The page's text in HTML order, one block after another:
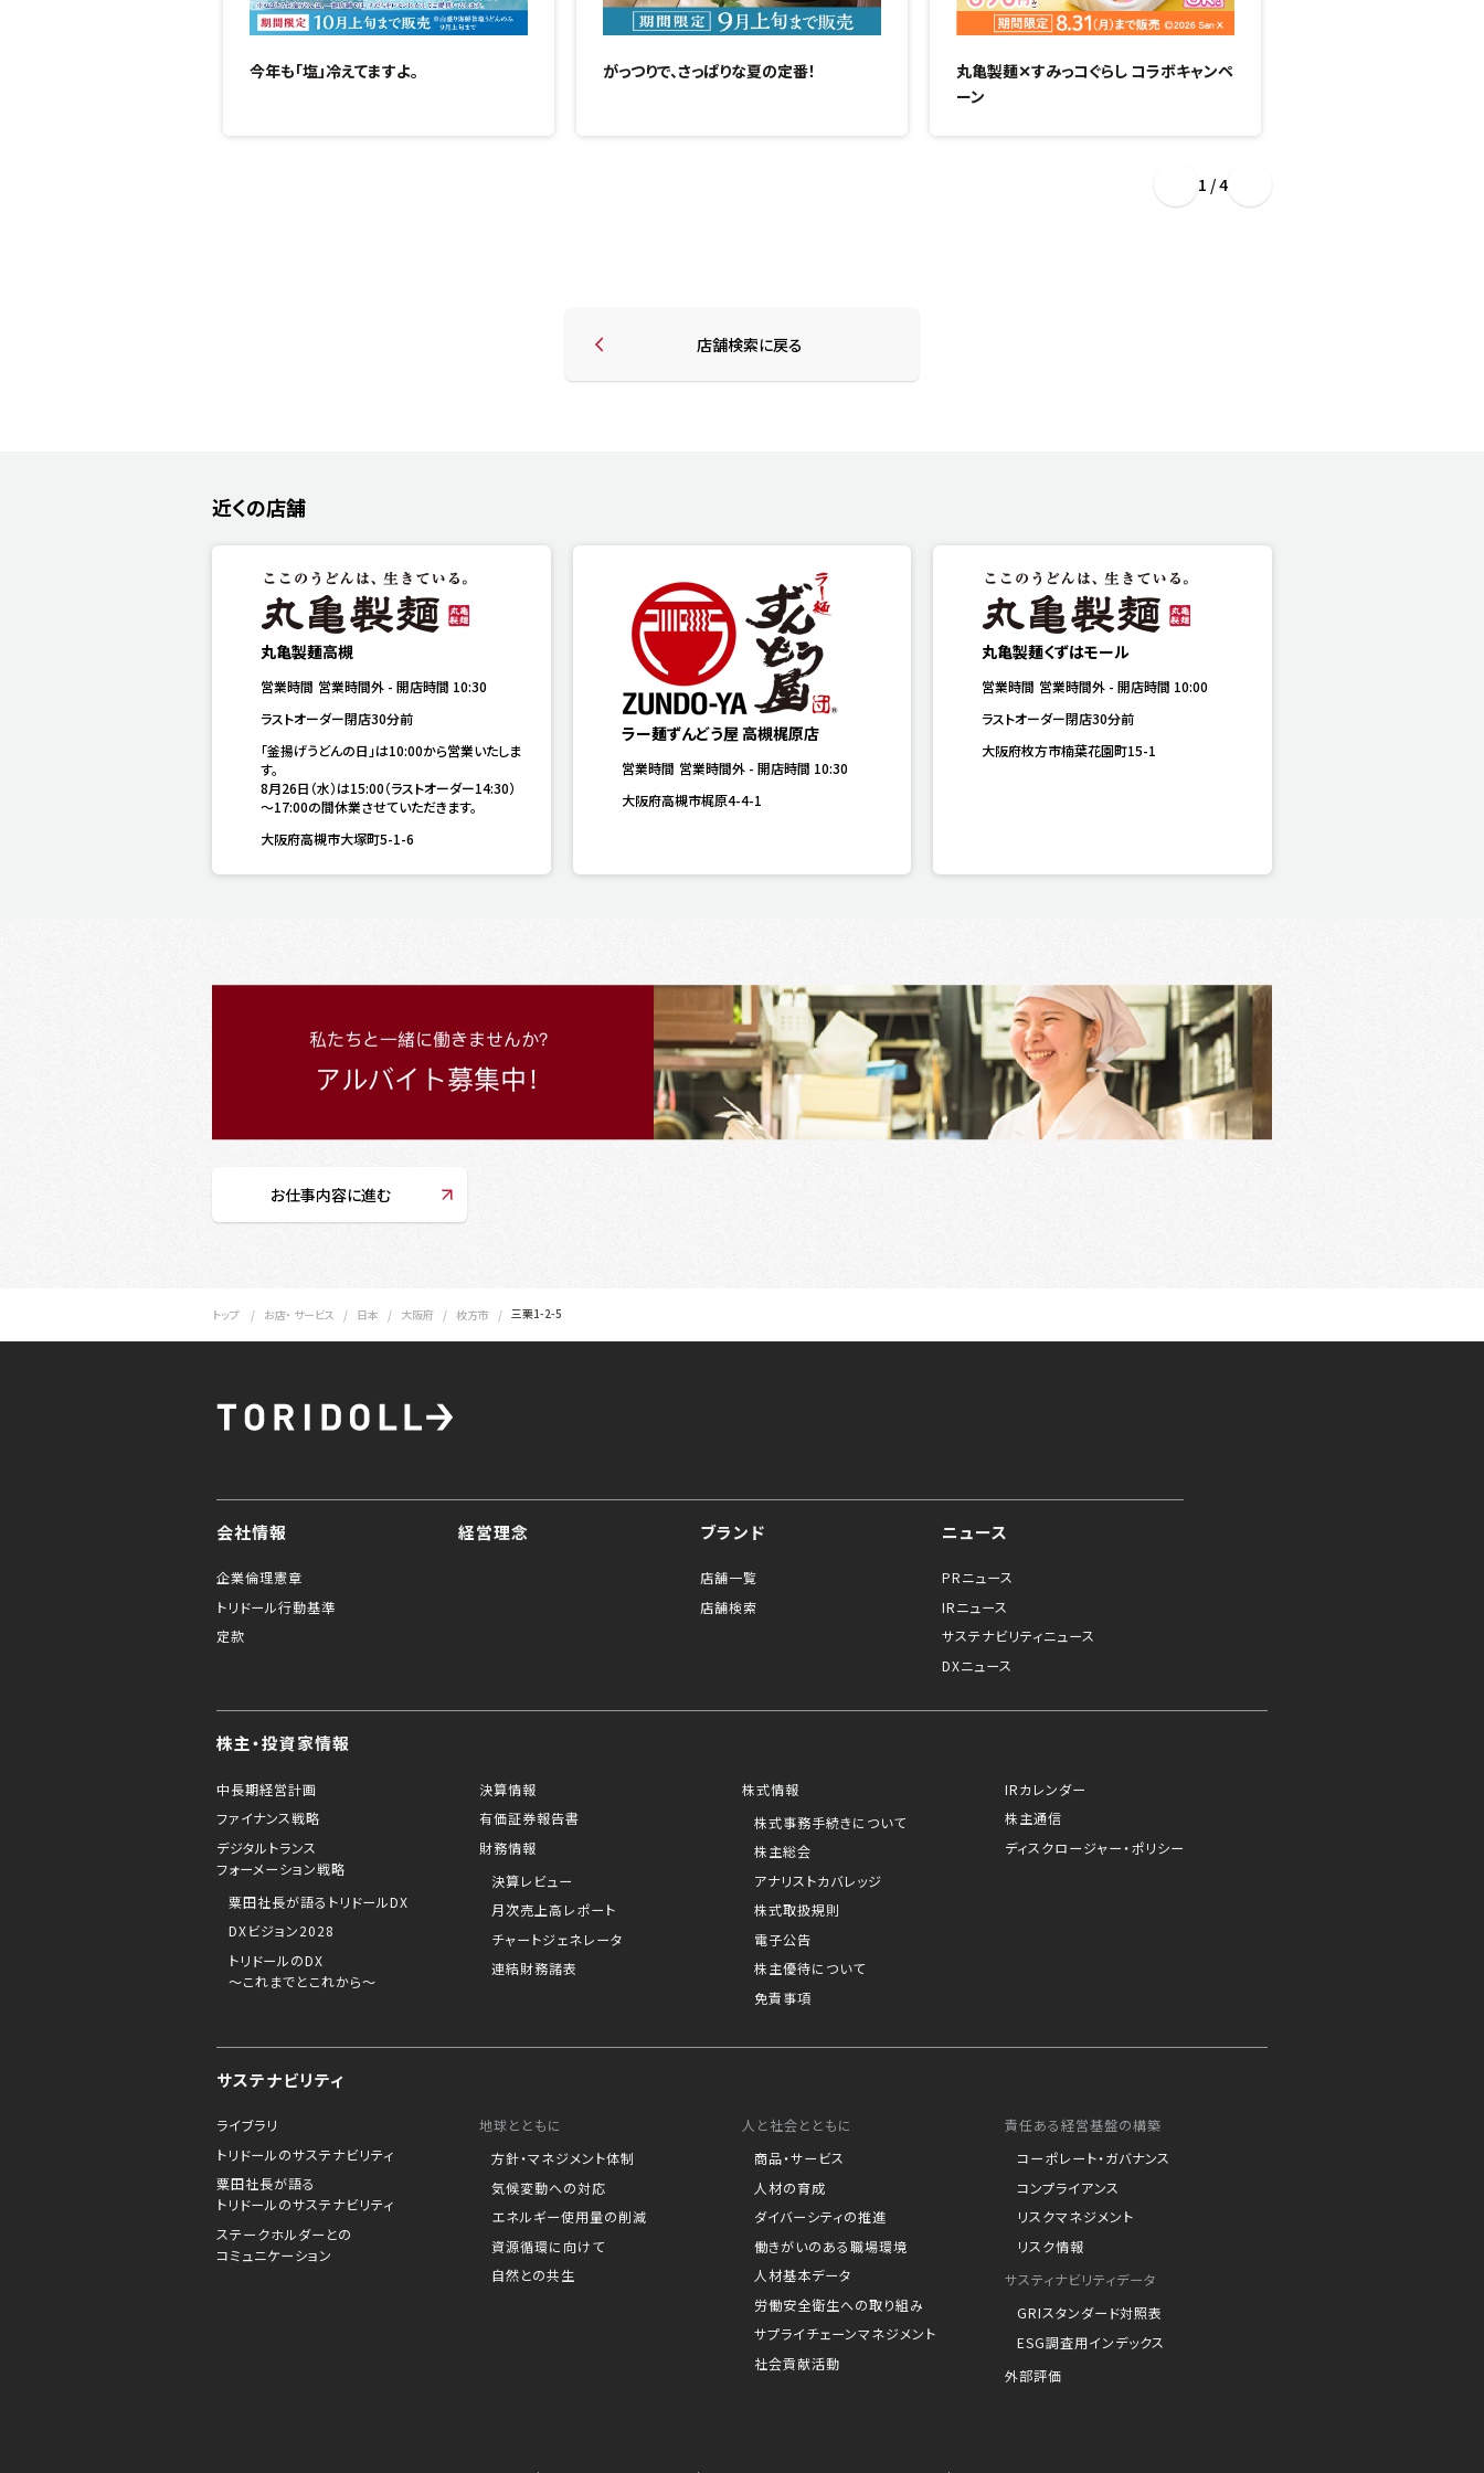
今年も「塩」冷えてますよ。 がっつりで、さっぱりな夏の定番！
丸亀製麺✕すみっコぐらし コラボキャンペ
ーン
1 / 4
店舗検索に戻る
近くの店舗
丸亀製麺高槻
営業時間 営業時間外 - 開店時間 10:30
ラストオーダー閉店30分前
「釜揚げうどんの日」は10:00から営業いたしま
す。
8月26日（水）は15:00（ラストオーダー14:30）
～17:00の間休業させていただきます。
大阪府高槻市大塚町5-1-6
ラー麺ずんどう屋 高槻梶原店
営業時間 営業時間外- 開店時間 10:30
大阪府高槻市梶原4-4-1
丸亀製麺くずはモール
営業時間 営業時間外 -開店時間 10:00
ラストオーダー閉店30分前
大阪府枚方市楠葉花園町15-1
お仕事内容に進む
トップ お店・ サービス 日本 大阪府 枚方市 三栗1-2-5
会社情報
企業倫理憲章
トリドール行動基準
定款
経営理念 ブランド
店舗一覧
店舗検索
ニュース
PRニュース
IRニュース
サステナビリティニュース
DXニュース
株主・投資家情報
中長期経営計画
ファイナンス戦略
デジタルトランス
フォーメーション戦略
粟田社長が語るトリドールDX
DXビジョン2028
トリドールのDX
～これまでとこれから～
決算情報
有価証券報告書
財務情報
決算レビュー
月次売上高レポート
チャートジェネレータ
連結財務諸表
株式情報
株式事務手続きについて
株主総会
アナリストカバレッジ
株式取扱規則
電子公告
株主優待について
免責事項
IRカレンダー
株主通信
ディスクロージャー・ポリシー
サステナビリティ
ライブラリ
トリドールのサステナビリティ
粟田社長が語る
トリドールのサステナビリティ
ステークホルダーとの
コミュニケーション
地球とともに
方針・マネジメント体制
気候変動への対応
エネルギー使用量の削減
資源循環に向けて
自然との共生
人と社会とともに
商品・サービス
人材の育成
ダイバーシティの推進
働きがいのある職場環境
人材基本データ
労働安全衛生への取り組み
サプライチェーンマネジメント
社会貢献活動
責任ある経営基盤の構築
コーポレート・ガバナンス
コンプライアンス
リスクマネジメント
リスク情報
サスティナビリティデータ
GRIスタンダード対照表
ESG調査用インデックス
外部評価